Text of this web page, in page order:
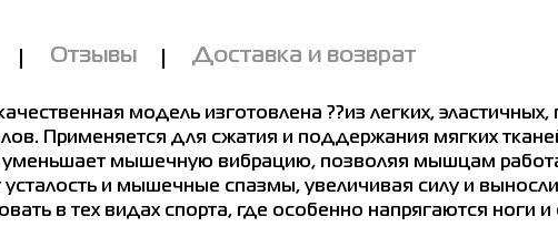
Radder 822023-011
коленный сустав Radder
Отзывы Доставка и возврат
модель изготовлена ??из легких,
Применяется для сжатия и поддержания мягких
мышечную вибрацию, позволяя мышцам
усталость и мышечные спазмы, увеличивая силу и
в тех видах спорта, где особенно напрягаются ноги и